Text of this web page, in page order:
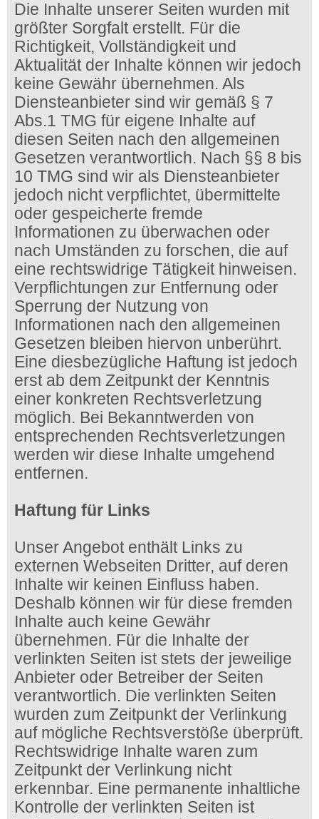
Die Inhalte unserer Seiten wurden mit
größter Sorgfalt erstellt. Für die
Richtigkeit, Vollständigkeit und
Aktualität der Inhalte können wir jedoch
keine Gewähr übernehmen. Als
Diensteanbieter sind wir gemäß § 7
Abs.1 TMG für eigene Inhalte auf
diesen Seiten nach den allgemeinen
Gesetzen verantwortlich. Nach §§ 8 bis
10 TMG sind wir als Diensteanbieter
jedoch nicht verpflichtet, übermittelte
oder gespeicherte fremde
Informationen zu überwachen oder
nach Umständen zu forschen, die auf
eine rechtswidrige Tätigkeit hinweisen.
Verpflichtungen zur Entfernung oder
Sperrung der Nutzung von
Informationen nach den allgemeinen
Gesetzen bleiben hiervon unberührt.
Eine diesbezügliche Haftung ist jedoch
erst ab dem Zeitpunkt der Kenntnis
einer konkreten Rechtsverletzung
möglich. Bei Bekanntwerden von
entsprechenden Rechtsverletzungen
werden wir diese Inhalte umgehend
entfernen.
Haftung für Links
Unser Angebot enthält Links zu
externen Webseiten Dritter, auf deren
Inhalte wir keinen Einfluss haben.
Deshalb können wir für diese fremden
Inhalte auch keine Gewähr
übernehmen. Für die Inhalte der
verlinkten Seiten ist stets der jeweilige
Anbieter oder Betreiber der Seiten
verantwortlich. Die verlinkten Seiten
wurden zum Zeitpunkt der Verlinkung
auf mögliche Rechtsverstöße überprüft.
Rechtswidrige Inhalte waren zum
Zeitpunkt der Verlinkung nicht
erkennbar. Eine permanente inhaltliche
Kontrolle der verlinkten Seiten ist